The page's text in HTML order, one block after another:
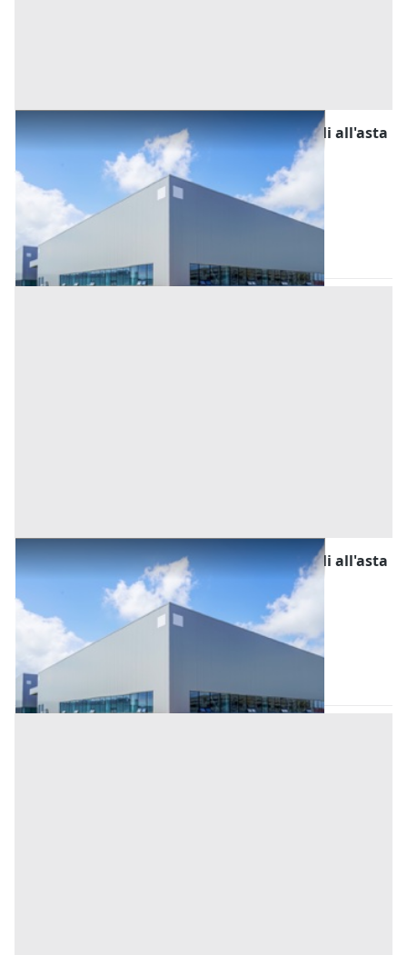
Fabbricati Costruiti per Esigenze Industriali all'asta
a Padova
Urbana (Padova)
Offerta minima
134.246,40 € 178.995,20 €
Codice asta:
Asta chiusa
Fabbricati Costruiti per Esigenze Industriali all'asta
a Padova
Urbana (Padova)
Offerta minima
114.600 € 152.800 €
Codice asta:
Asta chiusa